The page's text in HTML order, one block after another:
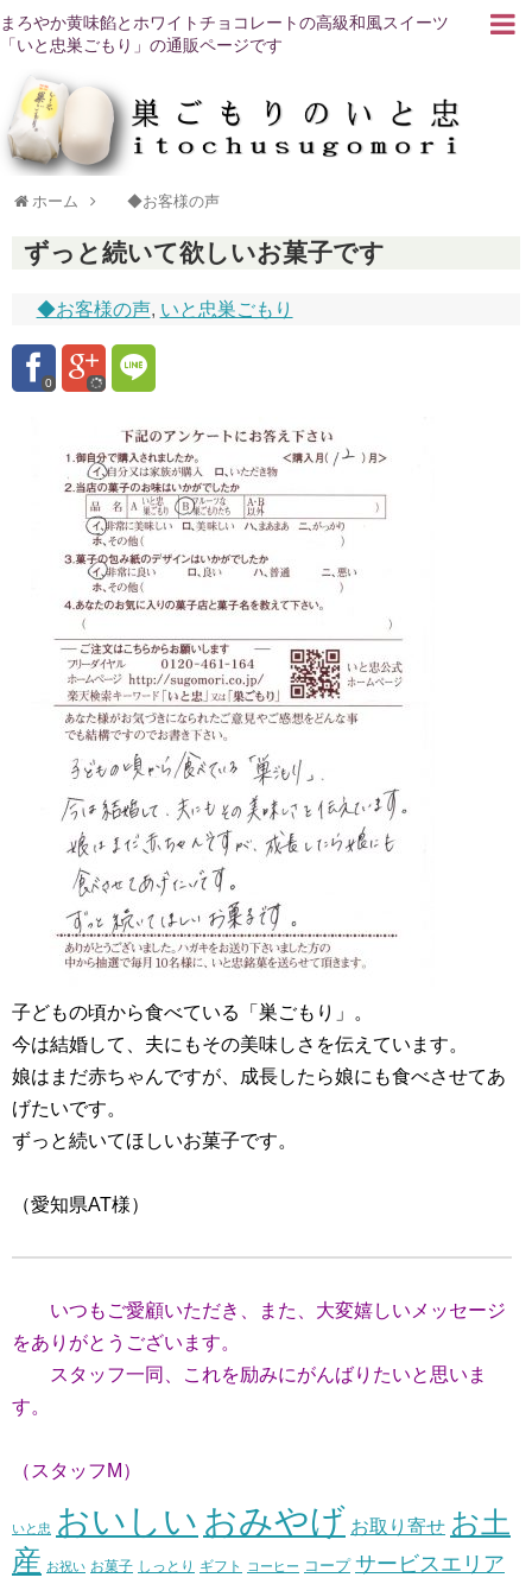
まろやか黄味餡とホワイトチョコレートの高級和風スイーツ
「いと忠巣ごもり」の通販ページです
ホーム ◆お客様の声
ずっと続いて欲しいお菓子です
◆お客様の声, いと忠巣ごもり
0
子どもの頃から食べている「巣ごもり」。
今は結婚して、夫にもその美味しさを伝えています。
娘はまだ赤ちゃんですが、成長したら娘にも食べさせてあ
げたいです。
ずっと続いてほしいお菓子です。
（愛知県AT様）
いつもご愛顧いただき、また、大変嬉しいメッセージ
をありがとうございます。
スタッフ一同、これを励みにがんばりたいと思いま
す。
（スタッフM）
いと忠 おいしい おみやげ お取り寄せ お土
産 お祝い お菓子 しっとり ギフト コーヒー コープ サービスエリア